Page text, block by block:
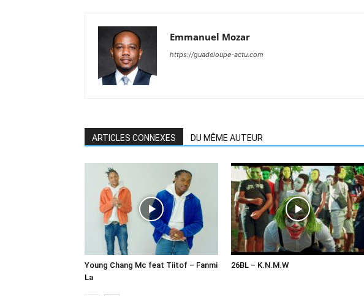
Emmanuel Mozar
https://guadeloupe-actu.com
ARTICLES CONNEXES DU MÊME AUTEUR
Young Chang Mc feat Tiitof – Fanmi
La
26BL – K.N.M.W